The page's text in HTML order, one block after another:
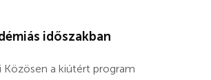
időszakban
a kiútért program